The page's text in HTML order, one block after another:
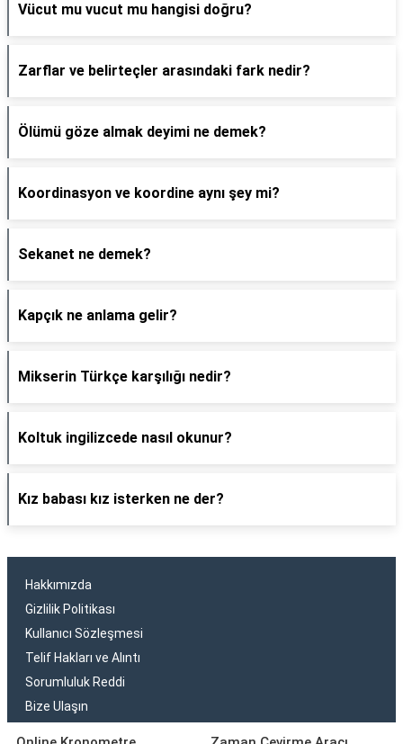
Vücut mu vucut mu hangisi doğru?
Zarflar ve belirteçler arasındaki fark nedir?
Ölümü göze almak deyimi ne demek?
Koordinasyon ve koordine aynı şey mi?
Sekanet ne demek?
Kapçık ne anlama gelir?
Mikserin Türkçe karşılığı nedir?
Koltuk ingilizcede nasıl okunur?
Kız babası kız isterken ne der?
Hakkımızda
Gizlilik Politikası
Kullanıcı Sözleşmesi
Telif Hakları ve Alıntı
Sorumluluk Reddi
Bize Ulaşın